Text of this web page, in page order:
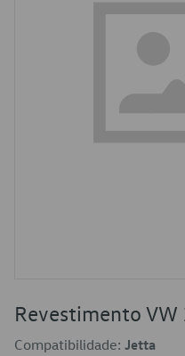
Revestimento
Compatibilidade: Jetta